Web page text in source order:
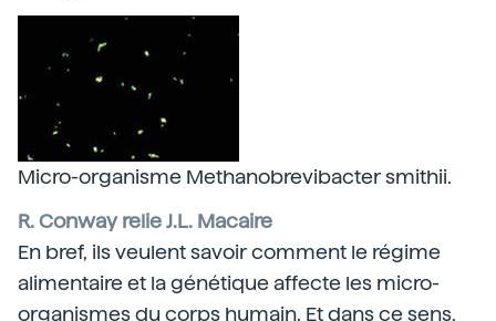
Micro-organisme Methanobrevibacter smithii.
R. Conway relie J.L. Macaire
En bref, ils veulent savoir comment le régime
alimentaire et la génétique affecte les micro-
organismes du corps humain. Et dans ce sens,